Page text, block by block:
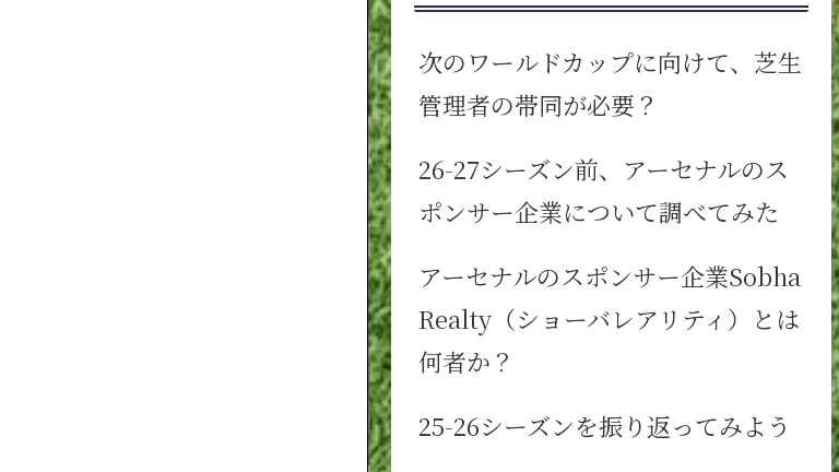
次のワールドカップに向けて、芝生
管理者の帯同が必要？
26-27シーズン前、アーセナルのス
ポンサー企業について調べてみた
アーセナルのスポンサー企業Sobha
Realty（ショーバレアリティ）とは
何者か？
25-26シーズンを振り返ってみよう